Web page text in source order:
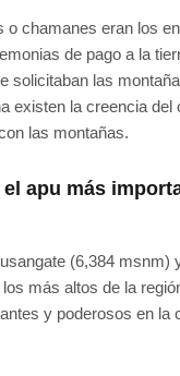
o chamanes eran los
de pago a la
solicitaban las
existen la creencia
las montañas.
el apu más
(6,384 msnm)
más altos de la
y poderosos en la